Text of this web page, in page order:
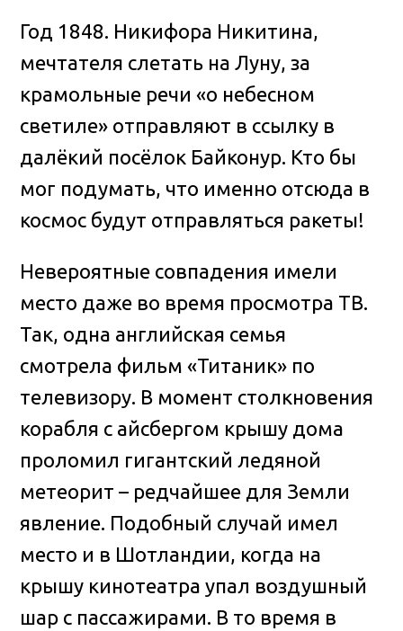
Год 1848. Никифора Никитина,
мечтателя слетать на Луну, за
крамольные речи «о небесном
светиле» отправляют в ссылку в
далёкий посёлок Байконур. Кто бы
мог подумать, что именно отсюда в
космос будут отправляться ракеты!
Невероятные совпадения имели
место даже во время просмотра ТВ.
Так, одна английская семья
смотрела фильм «Титаник» по
телевизору. В момент столкновения
корабля с айсбергом крышу дома
проломил гигантский ледяной
метеорит – редчайшее для Земли
явление. Подобный случай имел
место и в Шотландии, когда на
крышу кинотеатра упал воздушный
шар с пассажирами. В то время в